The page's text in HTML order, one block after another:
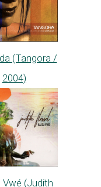
(Tangora /
2004)
Vwé (Judith